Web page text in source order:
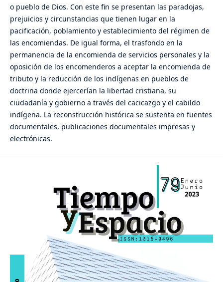
o pueblo de Dios. Con este fin se presentan las paradojas,
prejuicios y circunstancias que tienen lugar en la
pacificación, poblamiento y establecimiento del régimen de
las encomiendas. De igual forma, el trasfondo en la
permanencia de la encomienda de servicios personales y la
oposición de los encomenderos a aceptar la encomienda de
tributo y la reducción de los indígenas en pueblos de
doctrina donde ejercerían la libertad cristiana, su
ciudadanía y gobierno a través del cacicazgo y el cabildo
indígena. La reconstrucción histórica se sustenta en fuentes
documentales, publicaciones documentales impresas y
electrónicas.